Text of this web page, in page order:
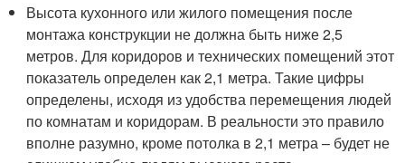
Высота кухонного или жилого помещения после
монтажа конструкции не должна быть ниже 2,5
метров. Для коридоров и технических помещений этот
показатель определен как 2,1 метра. Такие цифры
определены, исходя из удобства перемещения людей
по комнатам и коридорам. В реальности это правило
вполне разумно, кроме потолка в 2,1 метра – будет не